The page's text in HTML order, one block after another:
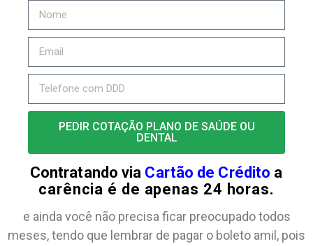
PEDIR COTAÇÃO PLANO DE SAÚDE OU
DENTAL
Contratando via Cartão de Crédito a
carência é de apenas 24 horas.
e ainda você não precisa ficar preocupado todos
meses, tendo que lembrar de pagar o boleto amil, pois